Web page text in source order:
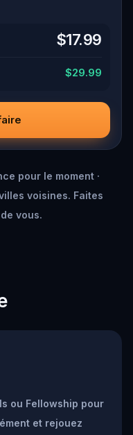
before they strike
$17.99
$29.99
pour le moment ·
voisines. Faites
vous.
ou Fellowship pour
et rejouez